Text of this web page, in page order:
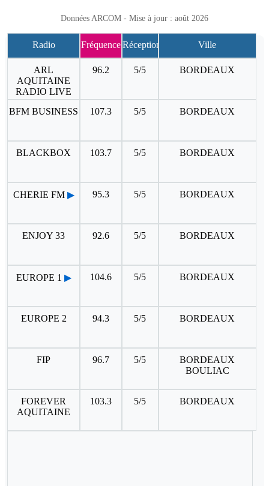
Données ARCOM - Mise à jour : août 2026
Radio FréquenceRéception Ville
ARL
AQUITAINE
RADIO LIVE
96.2 5/5 BORDEAUX
BFM BUSINESS 107.3 5/5 BORDEAUX
BLACKBOX 103.7 5/5 BORDEAUX
CHERIE FM ▶ 95.3 5/5 BORDEAUX
ENJOY 33 92.6 5/5 BORDEAUX
EUROPE 1 ▶ 104.6 5/5 BORDEAUX
EUROPE 2 94.3 5/5 BORDEAUX
FIP 96.7 5/5
BORDEAUX
BOULIAC
FOREVER
AQUITAINE
103.3 5/5 BORDEAUX